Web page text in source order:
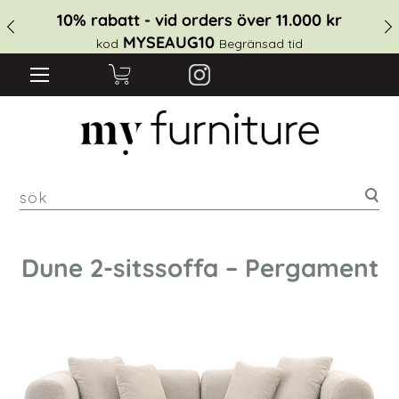
10% rabatt - vid orders över 11.000 kr
kod MYSEAUG10 Begränsad tid
Dune 2-sitssoffa – Pergament
bildgalleriet